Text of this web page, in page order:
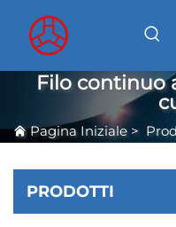
Filo continuo
Pagina Iniziale >
PRODOTTI